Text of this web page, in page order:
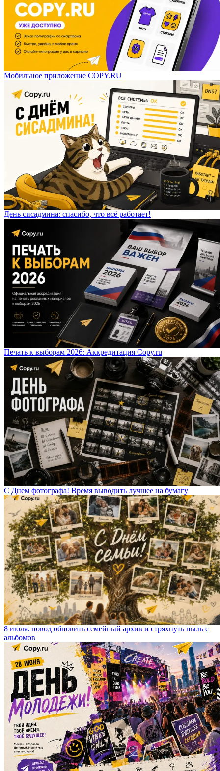
Мобильное приложение COPY.RU
День сисадмина: спасибо, что всё работает!
Печать к выборам 2026: Аккредитация Copy.ru
С Днем фотографа! Время выводить лучшее на бумагу
8 июля: повод обновить семейный архив и стряхнуть пыль с
альбомов